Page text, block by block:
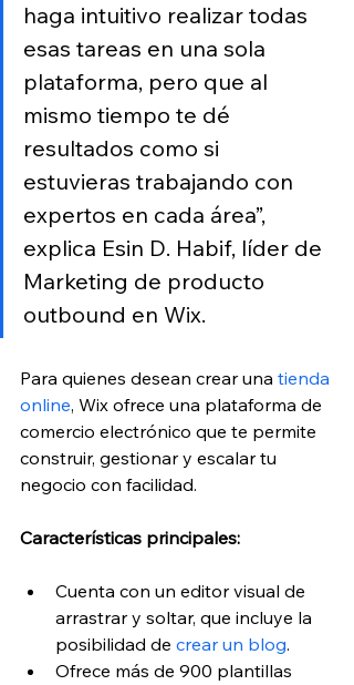
haga intuitivo realizar todas
esas tareas en una sola
plataforma, pero que al
mismo tiempo te dé
resultados como si
estuvieras trabajando con
expertos en cada área”,
explica Esin D. Habif, líder de
Marketing de producto
outbound en Wix.
Para quienes desean crear una tienda
online, Wix ofrece una plataforma de
comercio electrónico que te permite
construir, gestionar y escalar tu
negocio con facilidad.
Características principales:
Cuenta con un editor visual de
arrastrar y soltar, que incluye la
posibilidad de crear un blog.
Ofrece más de 900 plantillas